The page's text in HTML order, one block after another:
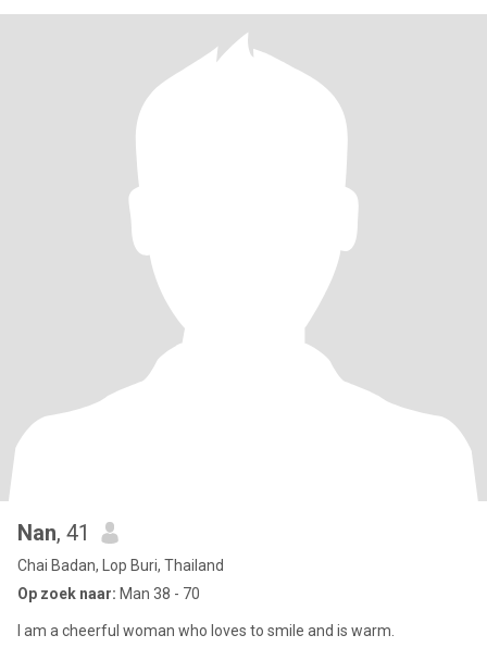
Nan, 41
Chai Badan, Lop Buri, Thailand
Op zoek naar: Man 38 - 70
I am a cheerful woman who loves to smile and is warm.